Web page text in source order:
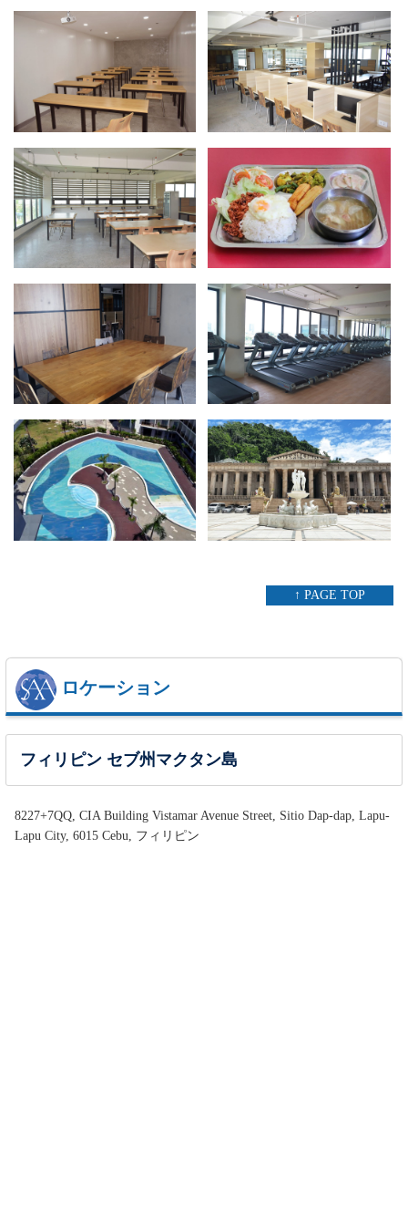
↑ PAGE TOP
ロケーション
フィリピン セブ州マクタン島
8227+7QQ, CIA Building Vistamar Avenue Street, Sitio Dap-dap, Lapu-
Lapu City, 6015 Cebu, フィリピン